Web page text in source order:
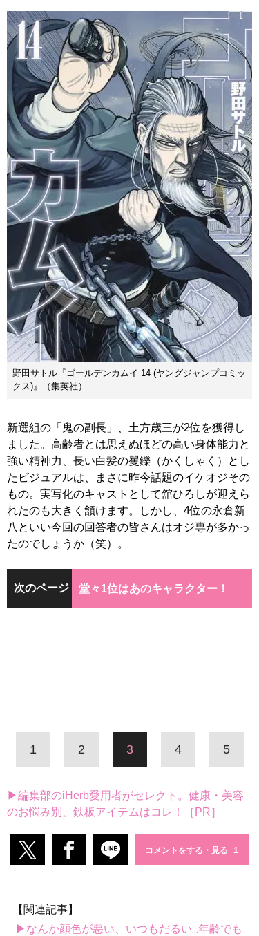
野田サトル『ゴールデンカムイ 14 (ヤングジャンプコミッ
クス)』（集英社）
新選組の「鬼の副長」、土方歳三が2位を獲得し
ました。高齢者とは思えぬほどの高い身体能力と
強い精神力、長い白髪の矍鑠（かくしゃく）とし
たビジュアルは、まさに昨今話題のイケオジその
もの。実写化のキャストとして舘ひろしが迎えら
れたのも大きく頷けます。しかし、4位の永倉新
八といい今回の回答者の皆さんはオジ専が多かっ
たのでしょうか（笑）。
次のページ 堂々1位はあのキャラクター！
1 2 3 4 5
▶編集部のiHerb愛用者がセレクト。健康・美容
のお悩み別、鉄板アイテムはコレ！［PR］
コメントをする・見る
【関連記事】
▶なんか顔色が悪い、いつもだるい...年齢でも